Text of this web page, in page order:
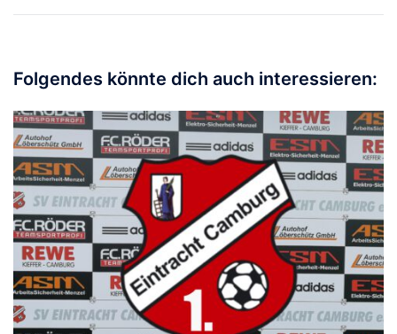
Folgendes könnte dich auch interessieren: